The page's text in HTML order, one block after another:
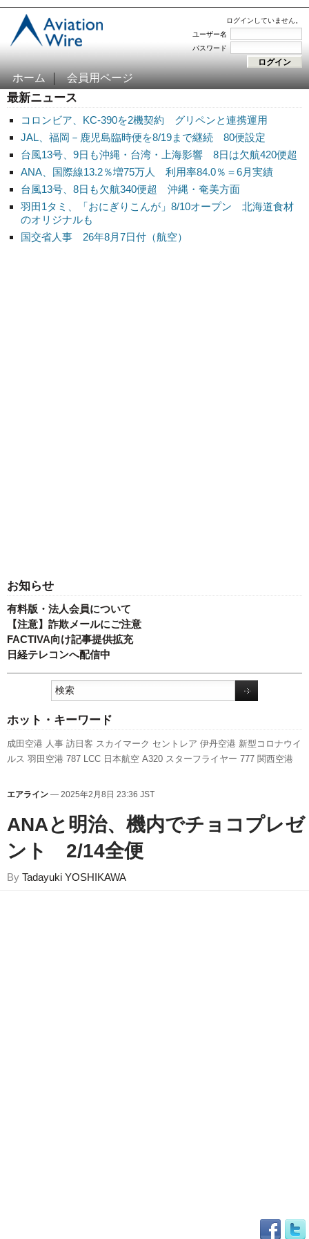
ログインしていません。
ユーザー名
パスワード
ホーム 会員用ページ
最新ニュース
コロンビア、KC-390を2機契約 グリペンと連携運用
JAL、福岡－鹿児島臨時便を8/19まで継続 80便設定
台風13号、9日も沖縄・台湾・上海影響 8日は欠航420便超
ANA、国際線13.2％増75万人 利用率84.0％＝6月実績
台風13号、8日も欠航340便超 沖縄・奄美方面
羽田1タミ、「おにぎりこんが」8/10オープン 北海道食材
のオリジナルも
国交省人事 26年8月7日付（航空）
お知らせ
有料版・法人会員について
【注意】詐欺メールにご注意
FACTIVA向け記事提供拡充
日経テレコンへ配信中
ホット・キーワード
成田空港 人事 訪日客 スカイマーク セントレア 伊丹空港 新型コロナウイ
ルス 羽田空港 787 LCC 日本航空 A320 スターフライヤー 777 関西空港
ホールディングス 国交省 新路線 旅客数
XWB ボーイング
エアライン — 2025年2月8日 23:36 JST
ANAと明治、機内でチョコプレゼ
ント 2/14全便
By Tadayuki YOSHIKAWA